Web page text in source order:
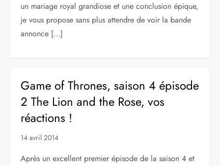
un mariage royal grandiose et une conclusion épique,
je vous propose sans plus attendre de voir la bande
annonce […]
Game of Thrones, saison 4 épisode
2 The Lion and the Rose, vos
réactions !
14 avril 2014
Après un excellent premier épisode de la saison 4 et